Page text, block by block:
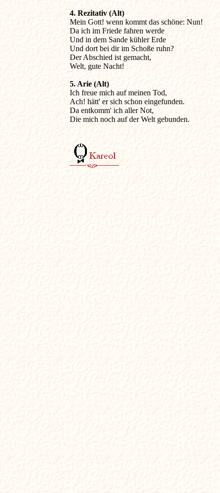
4. Rezitativ (Alt)
Mein Gott! wenn kommt das schöne: Nun!
Da ich im Friede fahren werde
Und in dem Sande kühler Erde
Und dort bei dir im Schoße ruhn?
Der Abschied ist gemacht,
Welt, gute Nacht!
5. Arie (Alt)
Ich freue mich auf meinen Tod,
Ach! hätt' er sich schon eingefunden.
Da entkomm' ich aller Not,
Die mich noch auf der Welt gebunden.